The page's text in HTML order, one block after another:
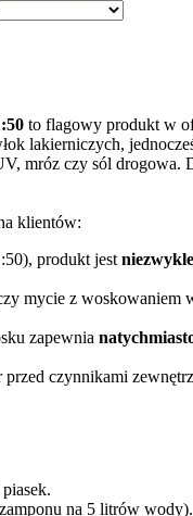
to flagowy produkt w
lakierniczych,
mróz czy sól
klientów:
produkt jest
mycie z woskowaniem
zapewnia
czynnikami
na 5 litrów wody).